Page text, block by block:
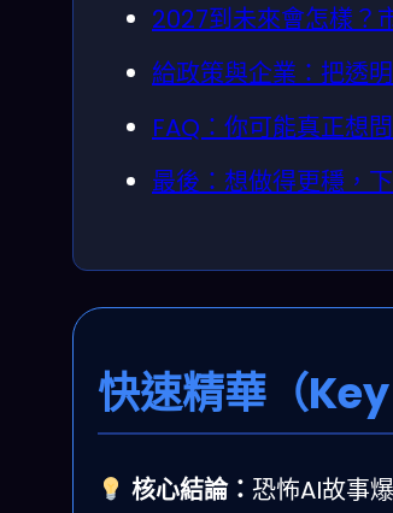
2027到未來會怎樣？
給政策與企業：把透
FAQ：你可能真正想
最後：想做得更穩，
快速精華（
核心結論： 恐怖AI故事